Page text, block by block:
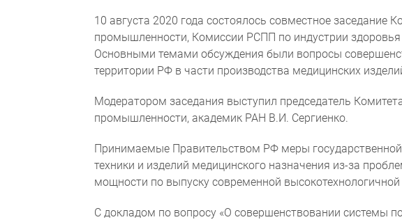
10 августа 2020 года состоялось совместное
промышленности, Комиссии РСПП по индустрии
Основными темами обсуждения были вопросы
территории РФ в части производства медицинских
Модератором заседания выступил председатель
промышленности, академик РАН В.И. Сергиенко.
Принимаемые Правительством РФ меры
техники и изделий медицинского назначения из-за
мощности по выпуску современной
С докладом по вопросу «О совершенствовании системы